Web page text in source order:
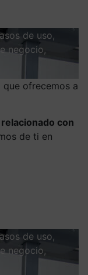
de uso,
negocio,
ofrecemos a
con
de ti en
de uso,
negocio,